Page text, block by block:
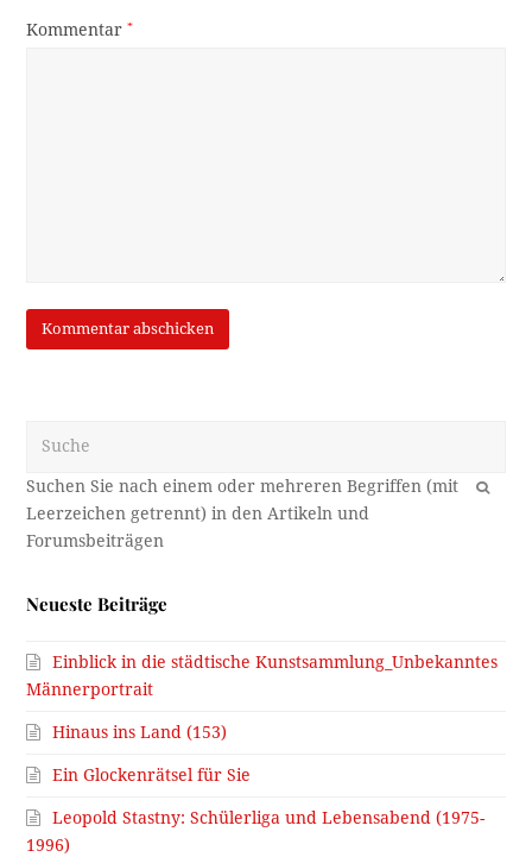
Kommentar*
OK
Neueste Beiträge
Einblick in die städtische Kunstsammlung_Unbekanntes
Männerportrait
Hinaus ins Land (153)
Ein Glockenrätsel für Sie
Leopold Stastny: Schülerliga und Lebensabend (1975-
1996)